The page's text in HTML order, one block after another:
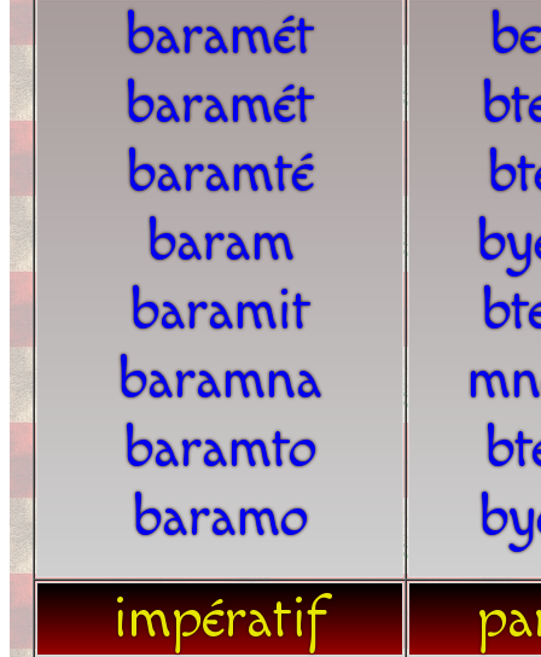
baramét
baramét
baramté
baram
baramit
baramna
baramto
baramo
impératif